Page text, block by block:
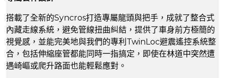
搭載了全新的Syncros打造專屬龍頭與把手，成就了整合式
內藏走線系統，避免管線扭曲糾結，提供了車身前方極簡的
視覺感，並能完美地與我們的專利TwinLoc避震遙控系統整
合，包括伸縮座管都能同時一指搞定，即使在林道中突然遭
遇崎嶇或爬升路面也能輕鬆應對。